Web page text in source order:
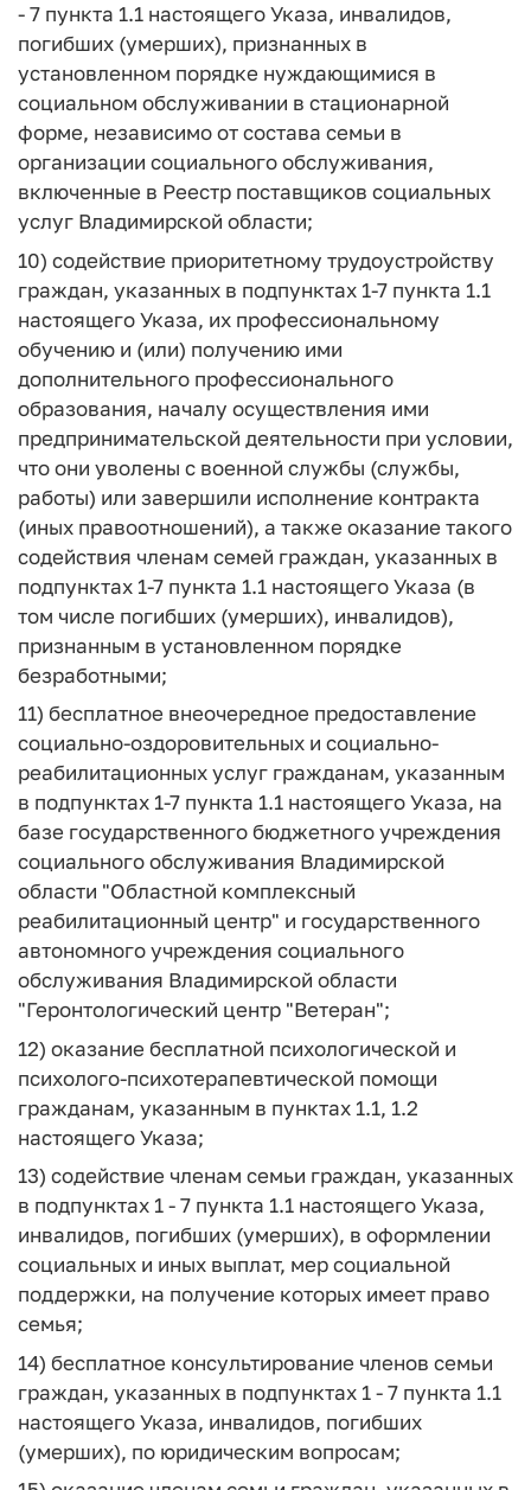
- 7 пункта 1.1 настоящего Указа, инвалидов,
погибших (умерших), признанных в
установленном порядке нуждающимися в
социальном обслуживании в стационарной
форме, независимо от состава семьи в
организации социального обслуживания,
включенные в Реестр поставщиков социальных
услуг Владимирской области;
10) содействие приоритетному трудоустройству
граждан, указанных в подпунктах 1-7 пункта 1.1
настоящего Указа, их профессиональному
обучению и (или) получению ими
дополнительного профессионального
образования, началу осуществления ими
предпринимательской деятельности при условии,
что они уволены с военной службы (службы,
работы) или завершили исполнение контракта
(иных правоотношений), а также оказание такого
содействия членам семей граждан, указанных в
подпунктах 1-7 пункта 1.1 настоящего Указа (в
том числе погибших (умерших), инвалидов),
признанным в установленном порядке
безработными;
11) бесплатное внеочередное предоставление
социально-оздоровительных и социально-
реабилитационных услуг гражданам, указанным
в подпунктах 1-7 пункта 1.1 настоящего Указа, на
базе государственного бюджетного учреждения
социального обслуживания Владимирской
области "Областной комплексный
реабилитационный центр" и государственного
автономного учреждения социального
обслуживания Владимирской области
"Геронтологический центр "Ветеран";
12) оказание бесплатной психологической и
психолого-психотерапевтической помощи
гражданам, указанным в пунктах 1.1, 1.2
настоящего Указа;
13) содействие членам семьи граждан, указанных
в подпунктах 1 - 7 пункта 1.1 настоящего Указа,
инвалидов, погибших (умерших), в оформлении
социальных и иных выплат, мер социальной
поддержки, на получение которых имеет право
семья;
14) бесплатное консультирование членов семьи
граждан, указанных в подпунктах 1 - 7 пункта 1.1
настоящего Указа, инвалидов, погибших
(умерших), по юридическим вопросам;